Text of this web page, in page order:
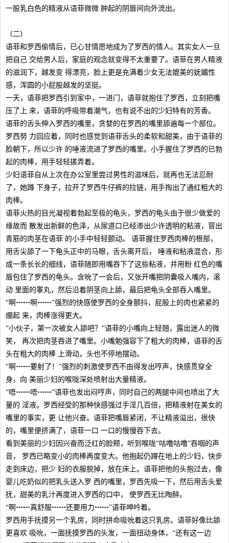
一股乳白色的精液从语菲微微 肿起的阴唇间向外流出。
（二）
语菲和罗西偷情后，已心甘情愿地成为了罗西的情人。其实女人一旦
把自己 交给男人后，家庭的观念就变得不太重要了。语菲在男人精液
的滋润下，越发变 得漂亮，脸上更是充满着少女无法媲美的妩媚性
感，浑圆的小屁股越发的坚挺。
一天，语菲把罗西引到家中，一进门，语菲就抱住了罗西，立刻把嘴
压了上 来，语菲的呼吸带着潮气，也有说不出的少妇特有的芳香。
语菲的舌头伸入罗西的嘴里，贪婪的在罗西的嘴里舔遍每一个部位。
罗西努 力回应着，同时也感觉到语菲舌头的柔软和甜美，由于语菲的
脸朝下，所以少许 的唾液流进了罗西的嘴里。小手握住了罗西的已勃
起的肉棒，用手轻轻搓弄着。
少妇语菲自从上次在办公室里尝过男性的滋味后，就再也无法忍耐
了，她蹲 下身子，拉开了罗西牛仔裤的拉链，用手掏出了通红粗大的
肉棒。
语菲火热的目光凝视着勃起至极的龟头，罗西的龟头由于很少做爱的
缘故而 散发出新鲜的色泽，从尿道口已经渗出少许透明的粘液，冒出
青筋的肉茎在语菲 的小手中轻轻颤动。 语菲握住罗西肉棒的根部，
用舌尖舔了一下龟头正中的马眼，舌头离开后， 唾液和粘液混合，形
成一条长长的细线，语菲随即用嘴吞下了这些粘液，并用粉 红色的嘴
唇包住了罗西的龟头。含吮了一会后，又张开嘴把阴囊吸入嘴内，滚
动 里面的睾丸，然后沿着阴茎向上舔，最后把龟头全部吞入嘴里。
“啊┅┅啊┅┅”强烈的快感使罗西的全身颤抖，屁股上的肉也紧紧的
绷起 来，肉棒涨得更大。
“小伙子，第一次被女人舔吧？”语菲的小嘴向上轻翘，露出迷人的微
笑， 再次把肉茎吞进了嘴里。小嘴勉强容下了粗大的肉棒，语菲的舌
头在粗大的肉棒 上滑动，头也不停地摆动。
“啊┅┅要射了！”强烈的刺激使罗西不由得发出哼声，快感贯穿全
身，向 美丽少妇的喉咙深处喷射出大量精液。
“唔┅┅唔┅┅”语菲也发出闷哼声，同时自己的两腿中间也喷出了大
量的 淫液。罗西经受的那种快感强过手淫几百倍，把精液射在美女的
嘴里的事实，更 让他兴奋。语菲把嘴唇紧闭，不让精液溢出，很快
的，嘴里便挤满了，语菲一口 一口的慢慢吞下去。
看到美丽的少妇因兴奋而泛红的脸颊，听到喉咙“咕噜咕噜”吞咽的声
音， 罗西已略变小的肉棒再度变大。他抱起仍蹲在地上的少妇，快步
走到床边，把少 妇的衣服脱掉，放在床上。语菲把他的头抱过去，像
婴儿吃奶似的把乳头送入罗 西的嘴里，罗西先吸一下，然后用舌头爱
抚，甜美的乳汁再度进入罗西的口中， 使罗西无比陶醉。
“啊┅┅真舒服┅┅还要用力┅┅”语菲呻吟着。
罗西用手抚摸另一个乳房，同时拼命吸吮着这只乳房。语菲好像比舔
更喜欢 吸吮，一面抚摸罗西的头发，一面扭动身体，“还有这一边